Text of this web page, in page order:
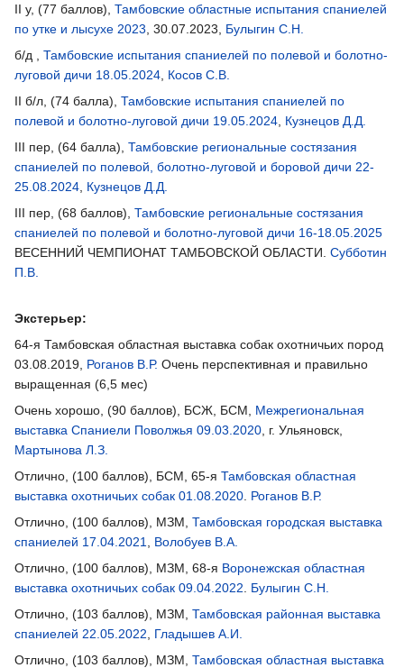
II у, (77 баллов), Тамбовские областные испытания спаниелей
по утке и лысухе 2023 , 30.07.2023, Булыгин С.Н.
б/д , Тамбовские испытания спаниелей по полевой и болотно-
луговой дичи 18.05.2024 Косов С.В.
II б/л, (74 балла), Тамбовские испытания спаниелей по
полевой и болотно-луговой дичи 19.05.2024 Кузнецов Д.Д.
III пер, (64 балла), Тамбовские региональные состязания
спаниелей по полевой, болотно-луговой и боровой дичи 22-
25.08.2024 Кузнецов Д.Д.
III пер, (68 баллов), Тамбовские региональные состязания
спаниелей по полевой и болотно-луговой дичи 16-18.05.2025
ВЕСЕННИЙ ЧЕМПИОНАТ ТАМБОВСКОЙ ОБЛАСТИ. Субботин
П.В.
Экстерьер:
64-я Тамбовская областная выставка собак охотничьих пород
03.08.2019, Роганов В.Р. Очень перспективная и правильно
выращенная (6,5 мес)
Очень хорошо, (90 баллов), БСЖ, БСМ, Межрегиональная
выставка Спаниели Поволжья 09.03.2020 , г. Ульяновск,
Мартынова Л.З.
Отлично, (100 баллов), БСМ, 65-я Тамбовская областная
выставка охотничьих собак 01.08.2020 Роганов В.Р.
Отлично, (100 баллов), МЗМ, Тамбовская городская выставка
спаниелей 17.04.2021
Волобуев В.А.
Отлично, (100 баллов), МЗМ, 68-я Воронежская областная
выставка охотничьих собак 09.04.2022
Булыгин С.Н.
Отлично, (103 баллов), МЗМ, Тамбовская районная выставка
спаниелей 22.05.2022
Гладышев А.И.
Отлично, (103 баллов), МЗМ, Тамбовская областная выставка